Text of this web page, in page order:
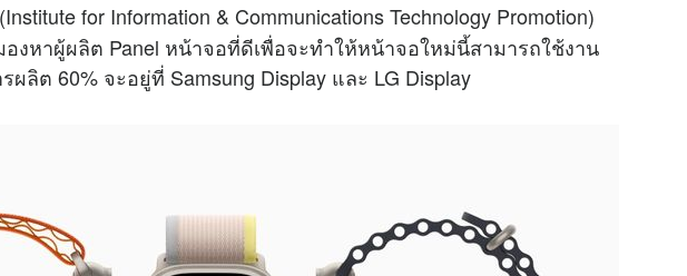
(Institute for Information & Communications Technology Promotion)
องหาผู้ผลิต Panel หน้าจอที่ดีเพื่อจะทำให้หน้าจอใหม่นี้สามารถใช้งาน
ผลิต 60% จะอยู่ที่ Samsung Display และ LG Display